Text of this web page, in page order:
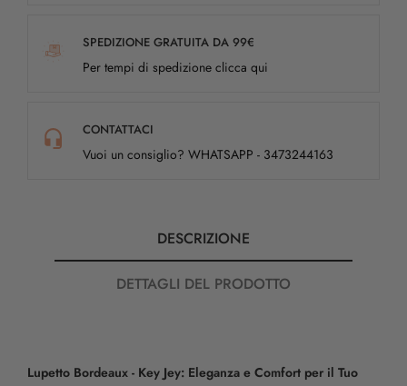
SPEDIZIONE GRATUITA DA 99€
Per tempi di spedizione clicca qui
CONTATTACI
Vuoi un consiglio? WHATSAPP - 3473244163
DESCRIZIONE
DETTAGLI DEL PRODOTTO
Lupetto Bordeaux - Key Jey: Eleganza e Comfort per il Tuo